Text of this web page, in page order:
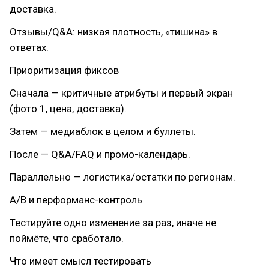
доставка.
Отзывы/Q&A: низкая плотность, «тишина» в
ответах.
Приоритизация фиксов
Сначала — критичные атрибуты и первый экран
(фото 1, цена, доставка).
Затем — медиаблок в целом и буллеты.
После — Q&A/FAQ и промо-календарь.
Параллельно — логистика/остатки по регионам.
A/B и перформанс-контроль
Тестируйте одно изменение за раз, иначе не
поймёте, что сработало.
Что имеет смысл тестировать